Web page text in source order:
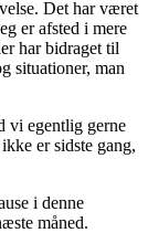
Det har været
er afsted i mere
har bidraget til
situationer, man
vi egentlig gerne
er sidste gang,
i denne
måned.